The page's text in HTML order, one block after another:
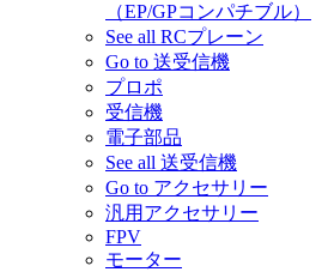
（EP/GPコンパチブル）
See all RCプレーン
Go to 送受信機
プロポ
受信機
電子部品
See all 送受信機
Go to アクセサリー
汎用アクセサリー
FPV
モーター